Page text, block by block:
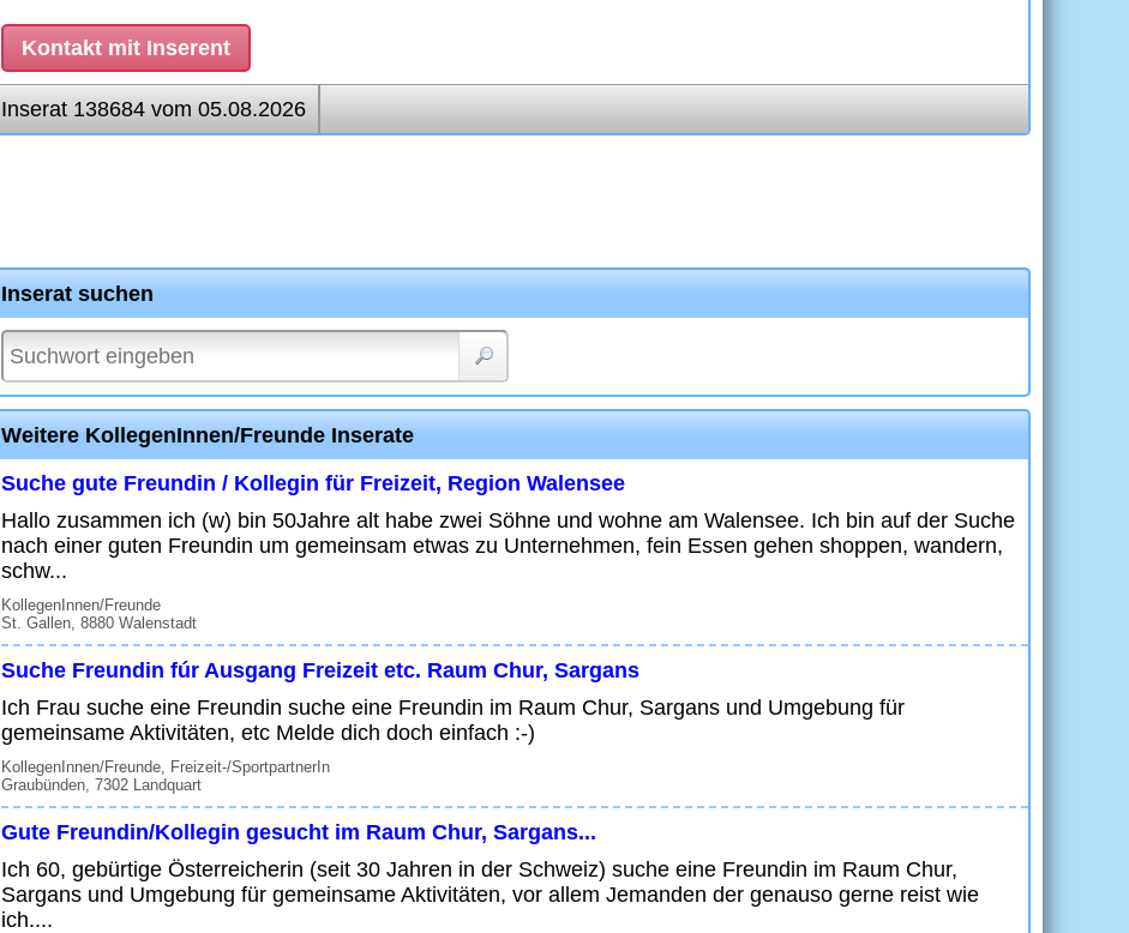
Kontakt mit Inserent
Inserat 138684 vom 05.08.2026
Inserat suchen
Weitere KollegenInnen/Freunde Inserate
Suche gute Freundin / Kollegin für Freizeit, Region Walensee
Hallo zusammen ich (w) bin 50Jahre alt habe zwei Söhne und wohne am Walensee. Ich bin auf der Suche
nach einer guten Freundin um gemeinsam etwas zu Unternehmen, fein Essen gehen shoppen, wandern,
schw...
KollegenInnen/Freunde
St. Gallen, 8880 Walenstadt
Suche Freundin fúr Ausgang Freizeit etc. Raum Chur, Sargans
Ich Frau suche eine Freundin suche eine Freundin im Raum Chur, Sargans und Umgebung für
gemeinsame Aktivitäten, etc Melde dich doch einfach :-)
KollegenInnen/Freunde, Freizeit-/SportpartnerIn
Graubünden, 7302 Landquart
Gute Freundin/Kollegin gesucht im Raum Chur, Sargans...
Ich 60, gebürtige Österreicherin (seit 30 Jahren in der Schweiz) suche eine Freundin im Raum Chur,
Sargans und Umgebung für gemeinsame Aktivitäten, vor allem Jemanden der genauso gerne reist wie
ich....